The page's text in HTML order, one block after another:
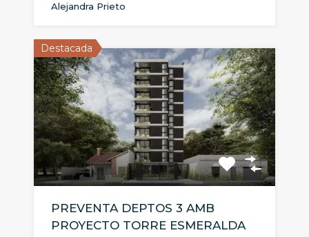
Alejandra Prieto
Destacada
PREVENTA DEPTOS 3 AMB
PROYECTO TORRE ESMERALDA